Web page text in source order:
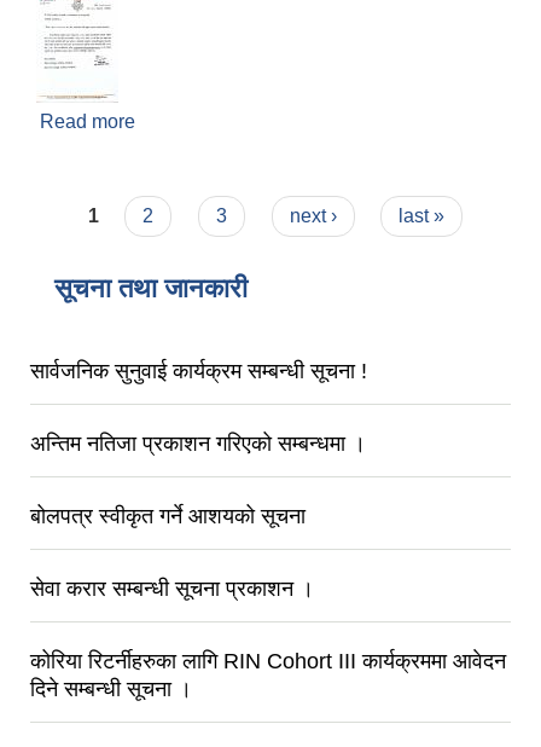
Read more
Pages
1 2 3 next › last »
सूचना तथा जानकारी
सार्वजनिक सुनुवाई कार्यक्रम सम्बन्धी सूचना !
अन्तिम नतिजा प्रकाशन गरिएको सम्बन्धमा ।
बोलपत्र स्वीकृत गर्ने आशयको सूचना
सेवा करार सम्बन्धी सूचना प्रकाशन ।
कोरिया रिटर्नीहरुका लागि RIN Cohort III कार्यक्रममा आवेदन
दिने सम्बन्धी सूचना ।